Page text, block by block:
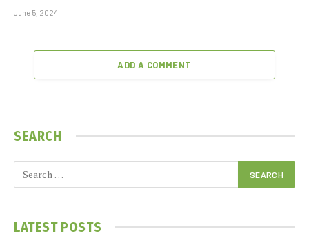
June 5, 2024
ADD A COMMENT
SEARCH
LATEST POSTS